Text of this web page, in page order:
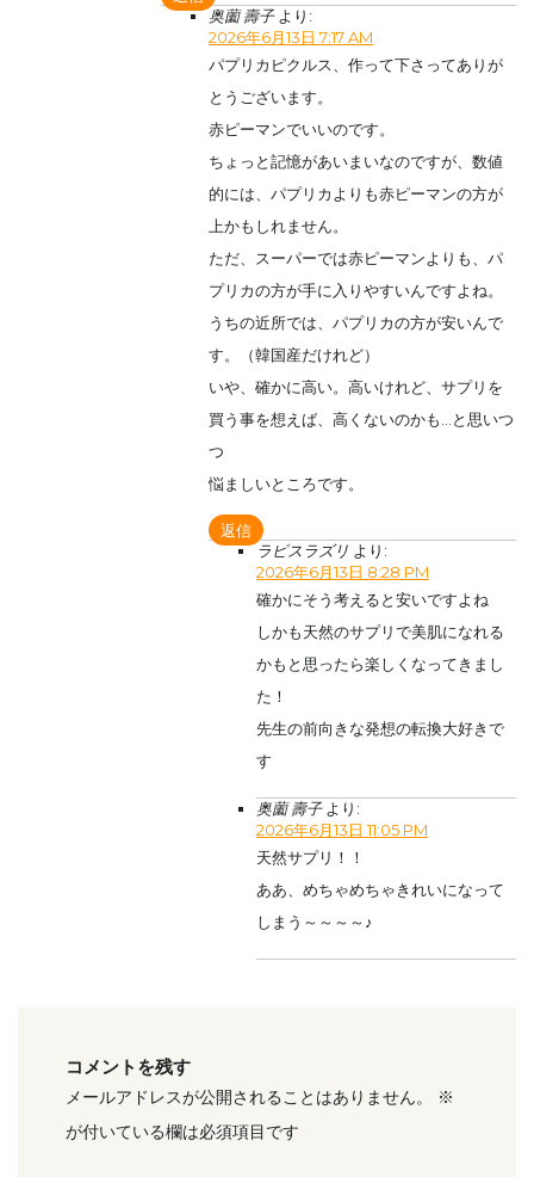
奥薗 壽子 より:
2026年6月13日 7:17 AM
パプリカピクルス、作って下さってありが
とうございます。
赤ピーマンでいいのです。
ちょっと記憶があいまいなのですが、数値
的には、パプリカよりも赤ピーマンの方が
上かもしれません。
ただ、スーパーでは赤ピーマンよりも、パ
プリカの方が手に入りやすいんですよね。
うちの近所では、パプリカの方が安いんで
す。（韓国産だけれど）
いや、確かに高い。高いけれど、サプリを
買う事を想えば、高くないのかも…と思いつ
つ
悩ましいところです。
返信
ラピスラズリ より:
2026年6月13日 8:28 PM
確かにそう考えると安いですよね
しかも天然のサプリで美肌になれる
かもと思ったら楽しくなってきまし
た！
先生の前向きな発想の転換大好きで
す
奥薗 壽子 より:
2026年6月13日 11:05 PM
天然サプリ！！
ああ、めちゃめちゃきれいになって
しまう～～～～♪
コメントを残す
メールアドレスが公開されることはありません。
※
が付いている欄は必須項目です